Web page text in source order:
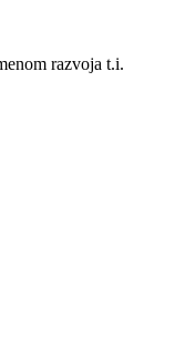
razvoja t.i.